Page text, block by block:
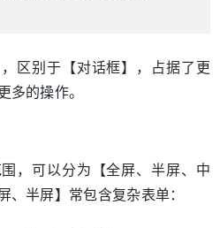
区别于【对话框】，占据了更
多的操作。
，可以分为【全屏、半屏、中
半屏】常包含复杂表单：